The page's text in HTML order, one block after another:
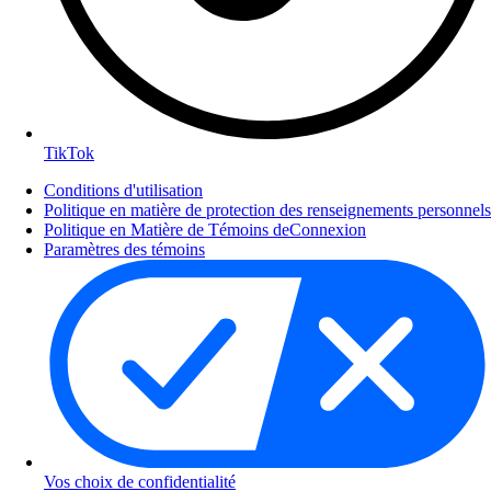
TikTok
Conditions d'utilisation
Politique en matière de protection des renseignements personnels
Politique en Matière de Témoins deConnexion
Paramètres des témoins
Vos choix de confidentialité